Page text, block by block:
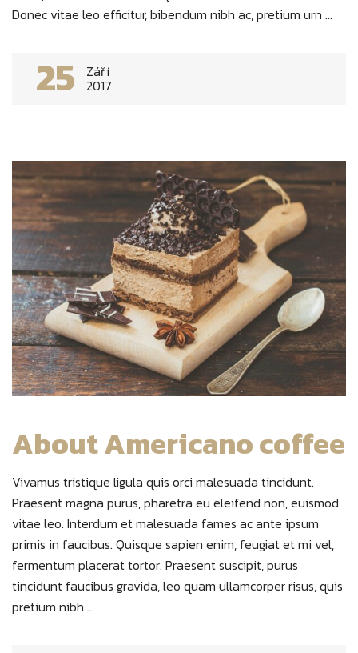
Donec vitae leo efficitur, bibendum nibh ac, pretium urn ...
25 Září
2017
About Americano coffee
Vivamus tristique ligula quis orci malesuada tincidunt.
Praesent magna purus, pharetra eu eleifend non, euismod
vitae leo. Interdum et malesuada fames ac ante ipsum
primis in faucibus. Quisque sapien enim, feugiat et mi vel,
fermentum placerat tortor. Praesent suscipit, purus
tincidunt faucibus gravida, leo quam ullamcorper risus, quis
pretium nibh ...